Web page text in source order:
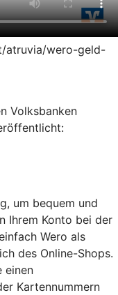
atruvia/wero-geld-
Volksbanken
um bequem und
Ihrem Konto bei der
Wero als
des Online-Shops.
einen
Kartennummern